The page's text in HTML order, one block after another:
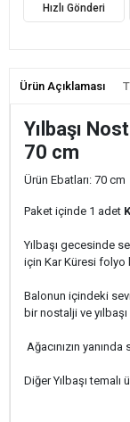
Hızlı Gönderi
Ürün Açıklaması
Yılbaşı
70 cm
Ürün Ebatları: 70 cm
Paket içinde 1 adet
Yılbaşı gecesinde
için Kar Küresi folyo
Balonun içindeki
bir nostalji ve
Ağacınızın
Diğer Yılbaşı